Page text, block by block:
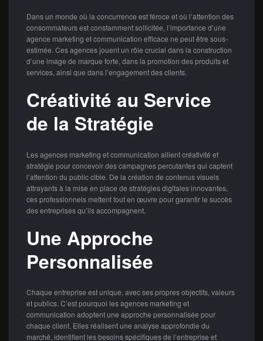
Dans un monde où la concurrence est féroce et où l’attention des
consommateurs est constamment sollicitée, l’importance d’une
agence marketing et communication efficace ne peut être sous-
estimée. Ces agences jouent un rôle crucial dans la construction
d’une image de marque forte, dans la promotion des produits et
services, ainsi que dans l’engagement des clients.
Créativité au Service
de la Stratégie
Les agences marketing et communication allient créativité et
stratégie pour concevoir des campagnes percutantes qui captent
l’attention du public cible. De la création de contenus visuels
attrayants à la mise en place de stratégies digitales innovantes,
ces professionnels mettent tout en œuvre pour garantir le succès
des entreprises qu’ils accompagnent.
Une Approche
Personnalisée
Chaque entreprise est unique, avec ses propres objectifs, valeurs
et publics. C’est pourquoi les agences marketing et
communication adoptent une approche personnalisée pour
chaque client. Elles réalisent une analyse approfondie du
marché, identifient les besoins spécifiques de l’entreprise et